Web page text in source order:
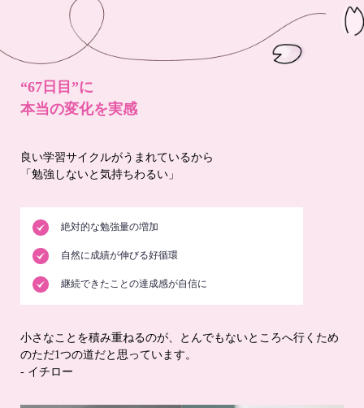
“67日目”に
本当の変化を実感
良い学習サイクルがうまれているから
「勉強しないと気持ちわるい」
絶対的な勉強量の増加
自然に成績が伸びる好循環
継続できたことの達成感が自信に
小さなことを積み重ねるのが、とんでもないところへ行くため
のただ1つの道だと思っています。
- イチロー